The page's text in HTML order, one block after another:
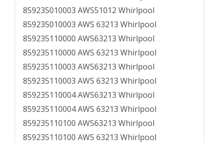
859235010003 AWS51012 Whirlpool
859235010003 AWS 63213 Whirlpool
859235110000 AWS63213 Whirlpool
859235110000 AWS 63213 Whirlpool
859235110003 AWS63213 Whirlpool
859235110003 AWS 63213 Whirlpool
859235110004 AWS63213 Whirlpool
859235110004 AWS 63213 Whirlpool
859235110100 AWS63213 Whirlpool
859235110100 AWS 63213 Whirlpool